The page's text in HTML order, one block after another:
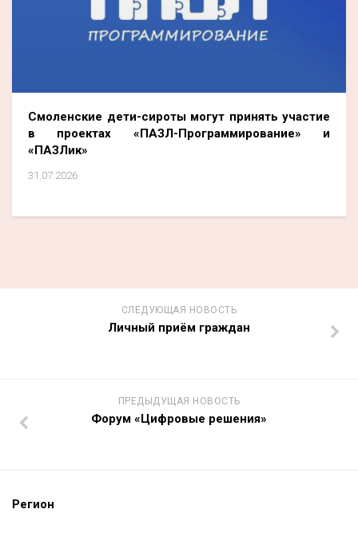
Смоленские дети-сироты могут принять участие
в проектах «ПАЗЛ-Программирование» и
«ПАЗЛик»
31.07.2026
СЛЕДУЮЩАЯ НОВОСТЬ
Личный приём граждан
ПРЕДЫДУЩАЯ НОВОСТЬ
Форум «Цифровые решения»
Регион